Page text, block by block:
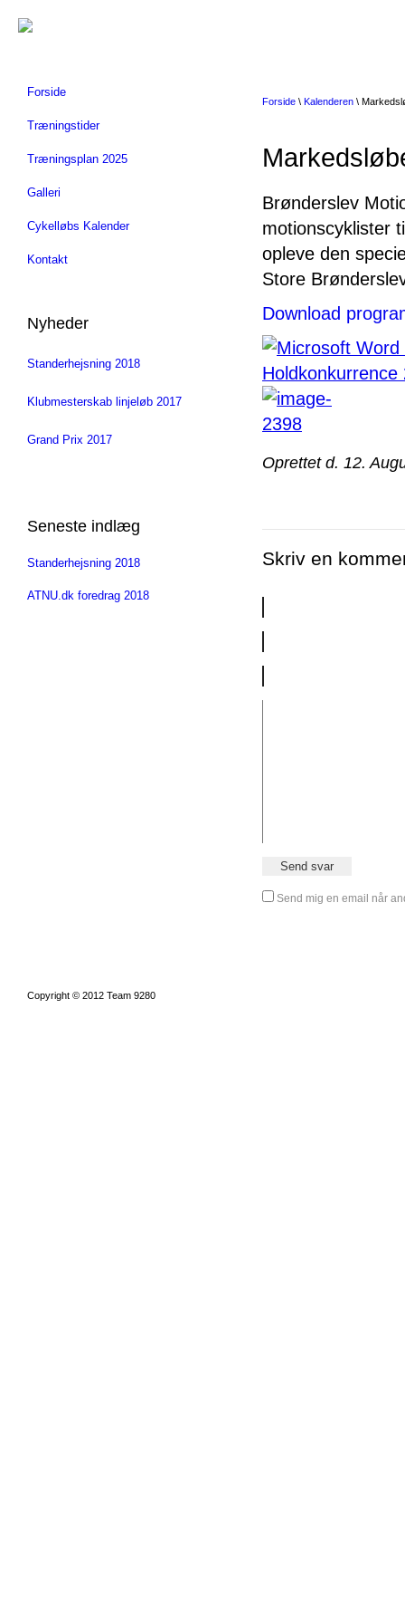
Forside
Træningstider
Træningsplan 2025
Galleri
Cykelløbs Kalender
Kontakt
Nyheder
Standerhejsning 2018
Klubmesterskab linjeløb 2017
Grand Prix 2017
Seneste indlæg
Standerhejsning 2018
ATNU.dk foredrag 2018
Forside \ Kalenderen \
Brønderslev
motionscyklister
opleve den
Store
Download
Oprettet d. 12.
Skriv en
Send mig en email når
Copyright © 2012 Team 9280